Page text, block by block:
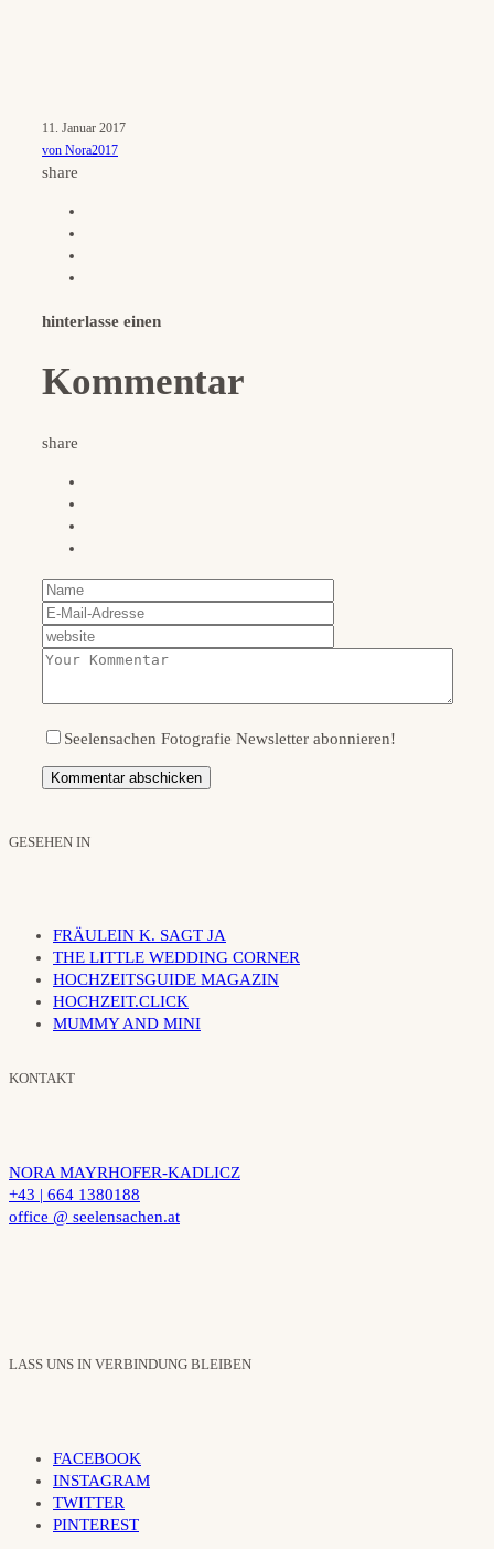
11. Januar 2017
von Nora2017
share
hinterlasse einen
Kommentar
share
Seelensachen Fotografie Newsletter abonnieren!
GESEHEN IN
FRÄULEIN K. SAGT JA
THE LITTLE WEDDING CORNER
HOCHZEITSGUIDE MAGAZIN
HOCHZEIT.CLICK
MUMMY AND MINI
KONTAKT
NORA MAYRHOFER-KADLICZ
+43 | 664 1380188
office @ seelensachen.at
LASS UNS IN VERBINDUNG BLEIBEN
FACEBOOK
INSTAGRAM
TWITTER
PINTEREST